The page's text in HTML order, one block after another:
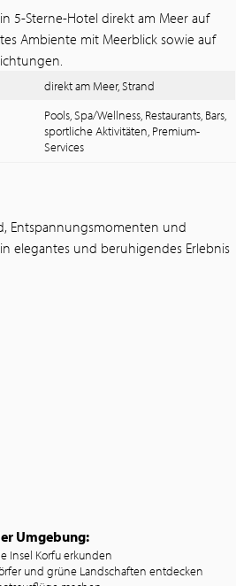
5-Sterne-Hotel direkt am Meer auf
Ambiente mit Meerblick sowie auf
direkt am Meer, Strand
Pools, Spa/Wellness, Restaurants, Bars,
sportliche Aktivitäten, Premium-
Services
Entspannungsmomenten und
elegantes und beruhigendes Erlebnis
Umgebung:
Insel Korfu erkunden
und grüne Landschaften entdecken